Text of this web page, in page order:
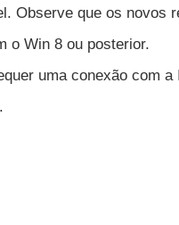
Observe que os novos
Win 8 ou posterior.
uma conexão com a